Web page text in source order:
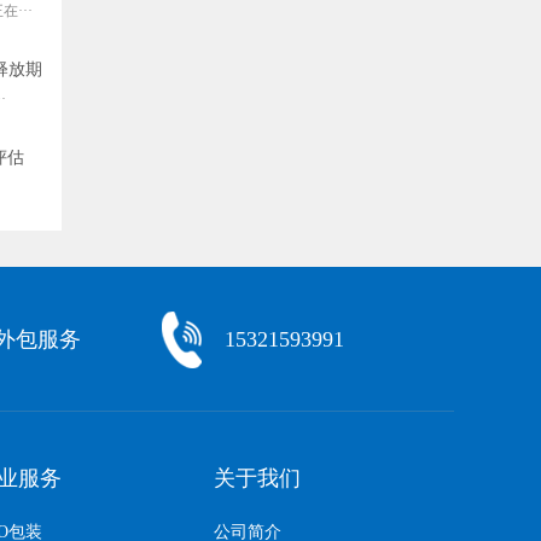
···
放期
估
包服务 15321593991
服务
包装
关于我们
公司简介